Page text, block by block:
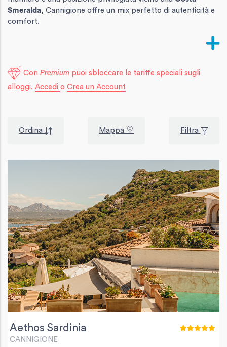
Smeralda, Cannigione offre un mix perfetto di autenticità e
comfort.
Con Premium puoi sbloccare le tariffe speciali sugli
alloggi. Accedi o Crea un Account
Ordina Mappa Filtra
Aethos Sardinia
CANNIGIONE